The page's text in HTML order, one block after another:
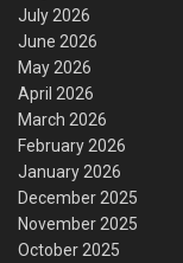
July 2026
June 2026
May 2026
April 2026
March 2026
February 2026
January 2026
December 2025
November 2025
October 2025